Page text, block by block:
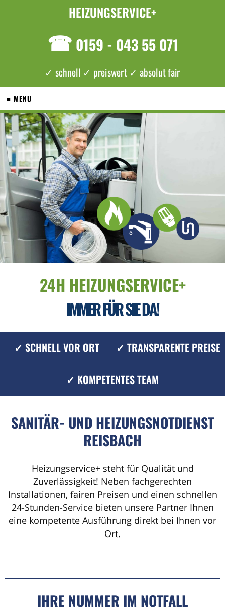
HEIZUNGSERVICE+
☎ 0159 - 043 55 071
✓ schnell ✓ preiswert ✓ absolut fair
≡ MENU
24H HEIZUNGSERVICE+
IMMER FÜR SIE DA!
✓ SCHNELL VOR ORT ✓ TRANSPARENTE PREISE
✓ KOMPETENTES TEAM
SANITÄR- UND HEIZUNGSNOTDIENST
REISBACH
Heizungservice+ steht für Qualität und
Zuverlässigkeit! Neben fachgerechten
Installationen, fairen Preisen und einen schnellen
24-Stunden-Service bieten unsere Partner Ihnen
eine kompetente Ausführung direkt bei Ihnen vor
Ort.
IHRE NUMMER IM NOTFALL